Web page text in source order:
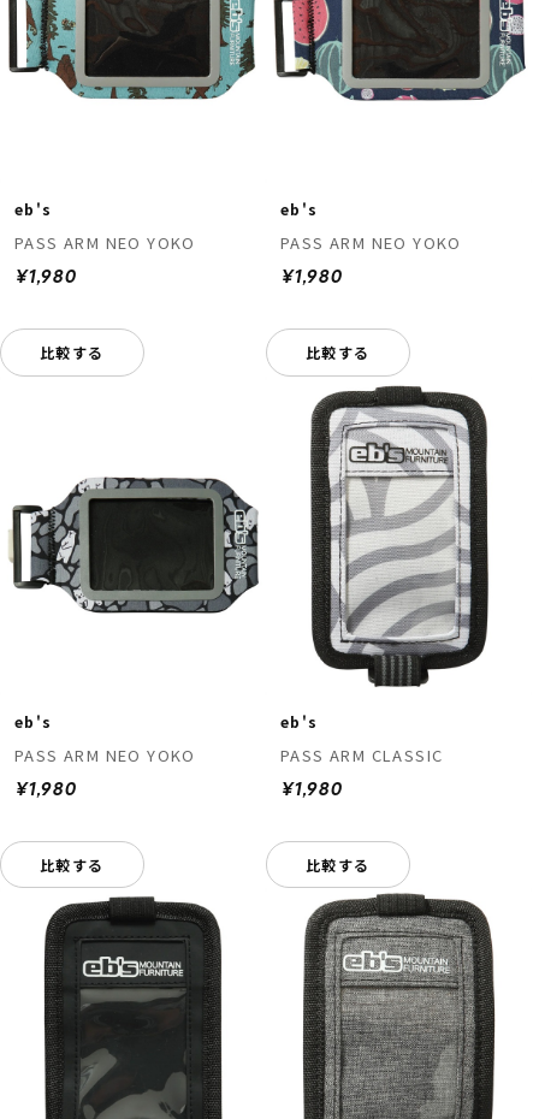
eb's
PASS ARM NEO YOKO
¥1,980
比較する
eb's
PASS ARM NEO YOKO
¥1,980
比較する
eb's
PASS ARM NEO YOKO
¥1,980
比較する
eb's
PASS ARM CLASSIC
¥1,980
比較する